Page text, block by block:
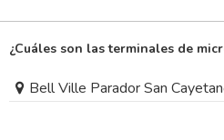
¿Cuáles son las terminales de
Bell Ville Parador San